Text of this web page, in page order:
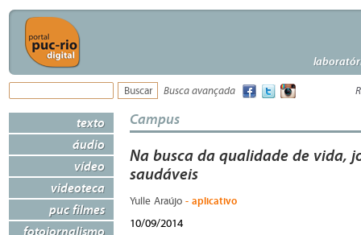
Busca avançada
texto
áudio
vídeo
videoteca
puc filmes
fotojornalismo
Campus
Na busca da qualidade de vida,
saudáveis
Yulle Araújo - aplicativo
10/09/2014